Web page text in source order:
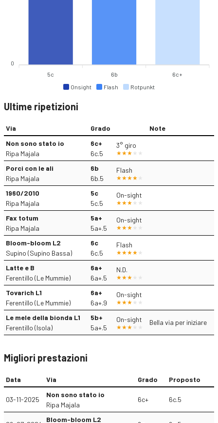
Onsight Flash Rotpunkt
0
5c 6b 6c+
Ultime ripetizioni
Via Grado
Note
Non sono stato io
Ripa Majala
6c+
6c.5
3° giro
Porci con le ali
Ripa Majala
6b
6b.5
Flash
1960/2010
Ripa Majala
5c
5c.5
On-sight
Fax totum
Ripa Majala
5a+
5a+.5
On-sight
Bloom-bloom L2
Supino (Supino Bassa)
6c
6c.5
Flash
Latte e B
Ferentillo (Le Mummie)
6a+
6a+.5
N.D.
Tovarich L1
Ferentillo (Le Mummie)
6a+
6a+.9
On-sight
Le mele della bionda L1
Ferentillo (Isola)
5b+
5a+.5
On-sight Bella via per iniziare
Migliori prestazioni
Data Via Grado Proposto
03-11-2025
Non sono stato io
Ripa Majala
6c+ 6c.5
Bloom-bloom L2